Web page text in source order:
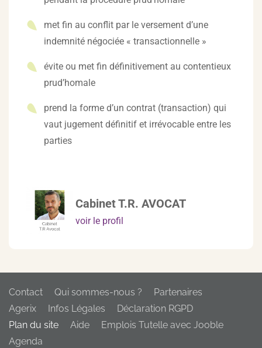
met fin au conflit par le versement d’une
indemnité négociée « transactionnelle »
évite ou met fin définitivement au contentieux
prud’homale
prend la forme d’un contrat (transaction) qui
vaut jugement définitif et irrévocable entre les
parties
Cabinet T.R. AVOCAT
voir le profil
Contact Qui sommes-nous ?
Partenaires
Agerix
Infos Légales
Déclaration RGPD
Plan du site
Aide
Emplois Tutelle avec Jooble
Agenda